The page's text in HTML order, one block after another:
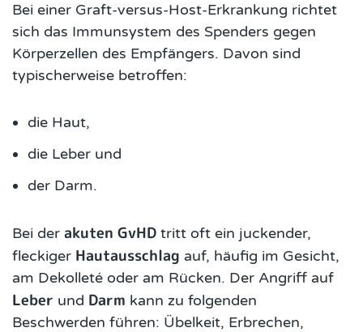
Bei einer Graft-versus-Host-Erkrankung richtet
sich das Immunsystem des Spenders gegen
Körperzellen des Empfängers. Davon sind
typischerweise betroffen:
die Haut,
die Leber und
der Darm.
Bei der akuten GvHD tritt oft ein juckender,
fleckiger Hautausschlag auf, häufig im Gesicht,
am Dekolleté oder am Rücken. Der Angriff auf
Leber und Darm kann zu folgenden
Beschwerden führen: Übelkeit, Erbrechen,